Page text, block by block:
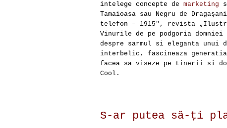
intelege concepte de marketing
Tamaioasa sau Negru de
telefon – 1915″, revista
Vinurile de pe podgoria
despre sarmul si eleganta unui
interbelic, fascineaza
facea sa viseze pe tinerii si
Cool.
S-ar putea să-ţi